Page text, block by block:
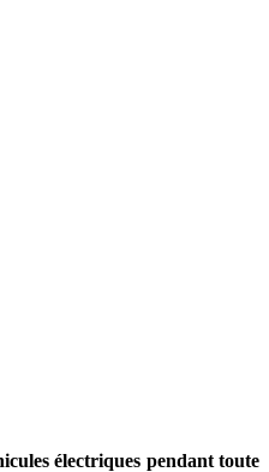
électriques pendant toute